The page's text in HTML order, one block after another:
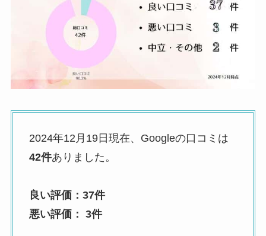
2024年12月19日現在、Googleの口コミは
42件ありました。
良い評価：37件
悪い評価： 3件